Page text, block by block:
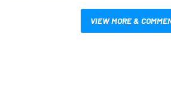
VIEW MORE &